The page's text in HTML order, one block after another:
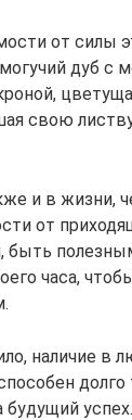
от силы
дуб с
свою
и в жизни,
от
быть
часа,
наличие в